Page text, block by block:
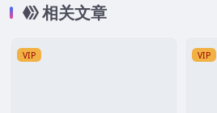
相关文章
VIP VIP